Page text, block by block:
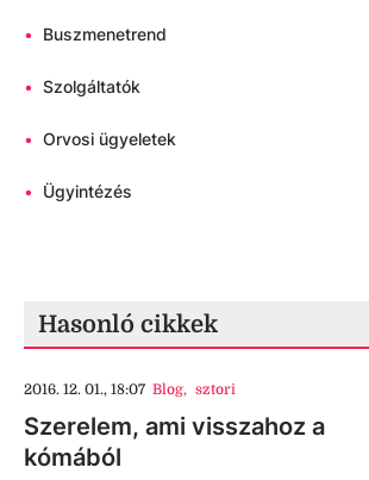
• Buszmenetrend
• Szolgáltatók
• Orvosi ügyeletek
• Ügyintézés
Hasonló cikkek
2016. 12. 01., 18:07 Blog, sztori
Szerelem, ami visszahoz a
kómából